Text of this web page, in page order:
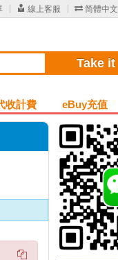
 線上客服  简體中文
Take it
eBuy充值
收計費
